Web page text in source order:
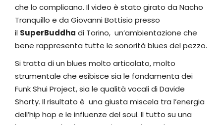
che lo complicano. Il video è stato girato da Nacho
Tranquillo e da Giovanni Bottisio presso
il SuperBuddha di Torino, un’ambientazione che
bene rappresenta tutte le sonorità blues del pezzo.
Si tratta di un blues molto articolato, molto
strumentale che esibisce sia le fondamenta dei
Funk Shui Project, sia le qualità vocali di Davide
Shorty. Il risultato è una giusta miscela tra l’energia
dell’hip hop e le influenze del soul. Il tutto su una